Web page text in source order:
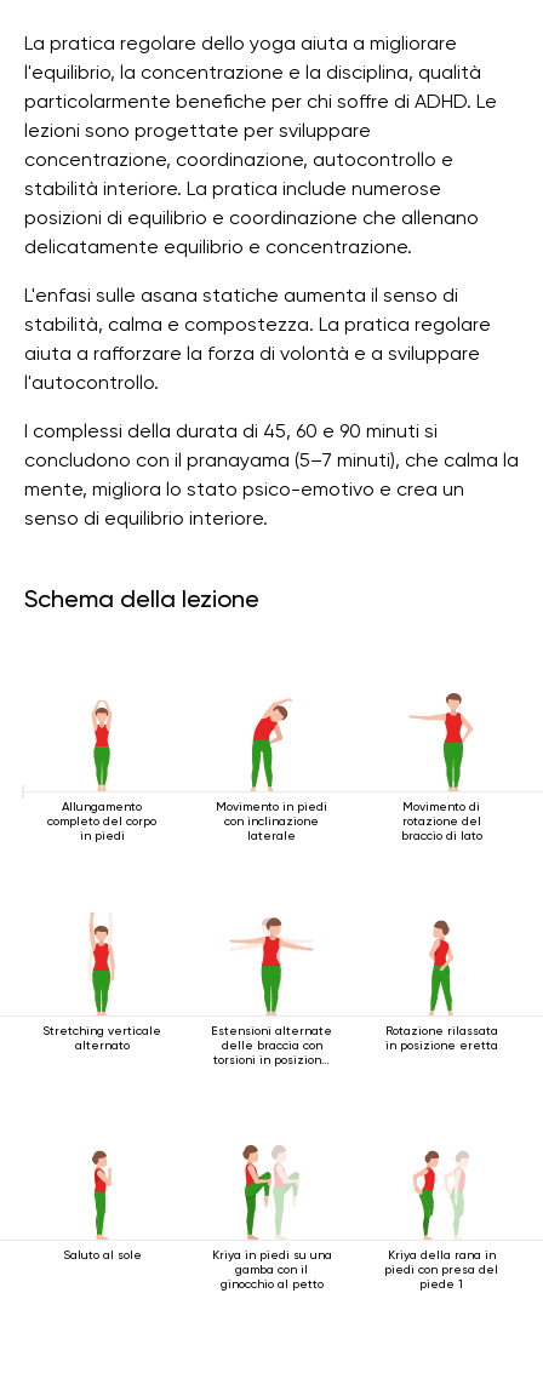
La pratica regolare dello yoga aiuta a migliorare
l'equilibrio, la concentrazione e la disciplina, qualità
particolarmente benefiche per chi soffre di ADHD. Le
lezioni sono progettate per sviluppare
concentrazione, coordinazione, autocontrollo e
stabilità interiore. La pratica include numerose
posizioni di equilibrio e coordinazione che allenano
delicatamente equilibrio e concentrazione.
L'enfasi sulle asana statiche aumenta il senso di
stabilità, calma e compostezza. La pratica regolare
aiuta a rafforzare la forza di volontà e a sviluppare
l'autocontrollo.
I complessi della durata di 45, 60 e 90 minuti si
concludono con il pranayama (5–7 minuti), che calma la
mente, migliora lo stato psico-emotivo e crea un
senso di equilibrio interiore.
Schema della lezione
Allungamento
completo del corpo
in piedi
Movimento in piedi
con inclinazione
laterale
Movimento di
rotazione del
braccio di lato
Stretching verticale
alternato
Estensioni alternate
delle braccia con
torsioni in posizione
Rotazione rilassata
in posizione eretta
Saluto al sole
Kriya in piedi su una
gamba con il
ginocchio al petto
Kriya della rana in
piedi con presa del
piede 1